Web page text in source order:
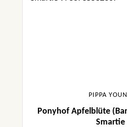
PIPPA
Ponyhof Apfelblüte
Smartie